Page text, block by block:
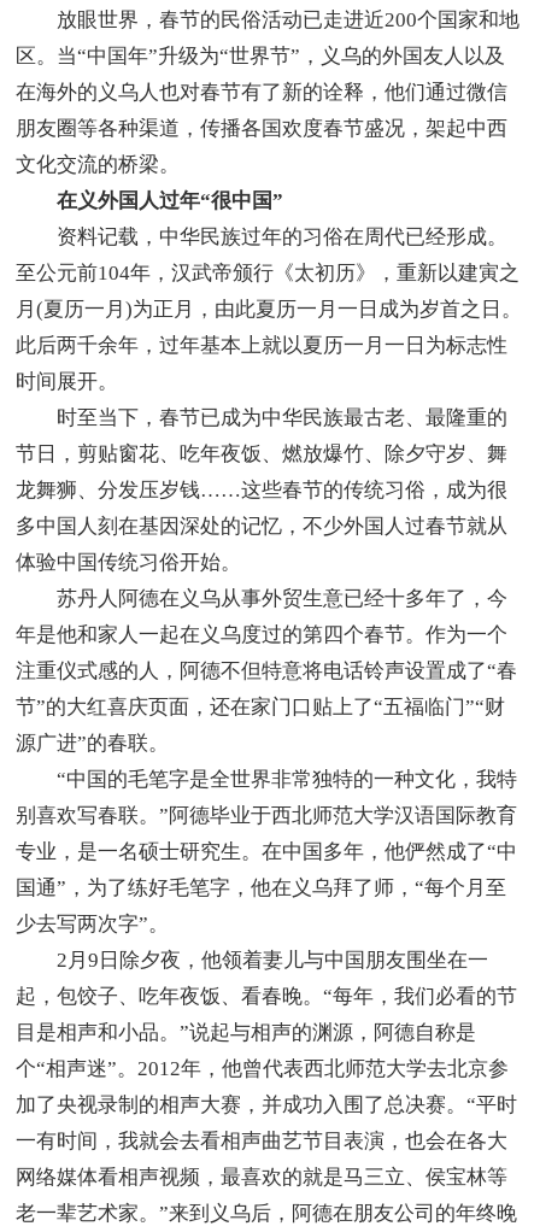
放眼世界，春节的民俗活动已走进近200个国家和地
区。当“中国年”升级为“世界节”，义乌的外国友人以及
在海外的义乌人也对春节有了新的诠释，他们通过微信
朋友圈等各种渠道，传播各国欢度春节盛况，架起中西
文化交流的桥梁。
在义外国人过年“很中国”
资料记载，中华民族过年的习俗在周代已经形成。
至公元前104年，汉武帝颁行《太初历》，重新以建寅之
月(夏历一月)为正月，由此夏历一月一日成为岁首之日。
此后两千余年，过年基本上就以夏历一月一日为标志性
时间展开。
时至当下，春节已成为中华民族最古老、最隆重的
节日，剪贴窗花、吃年夜饭、燃放爆竹、除夕守岁、舞
龙舞狮、分发压岁钱……这些春节的传统习俗，成为很
多中国人刻在基因深处的记忆，不少外国人过春节就从
体验中国传统习俗开始。
苏丹人阿德在义乌从事外贸生意已经十多年了，今
年是他和家人一起在义乌度过的第四个春节。作为一个
注重仪式感的人，阿德不但特意将电话铃声设置成了“春
节”的大红喜庆页面，还在家门口贴上了“五福临门”“财
源广进”的春联。
“中国的毛笔字是全世界非常独特的一种文化，我特
别喜欢写春联。”阿德毕业于西北师范大学汉语国际教育
专业，是一名硕士研究生。在中国多年，他俨然成了“中
国通”，为了练好毛笔字，他在义乌拜了师，“每个月至
少去写两次字”。
2月9日除夕夜，他领着妻儿与中国朋友围坐在一
起，包饺子、吃年夜饭、看春晚。“每年，我们必看的节
目是相声和小品。”说起与相声的渊源，阿德自称是
个“相声迷”。2012年，他曾代表西北师范大学去北京参
加了央视录制的相声大赛，并成功入围了总决赛。“平时
一有时间，我就会去看相声曲艺节目表演，也会在各大
网络媒体看相声视频，最喜欢的就是马三立、侯宝林等
老一辈艺术家。”来到义乌后，阿德在朋友公司的年终晚